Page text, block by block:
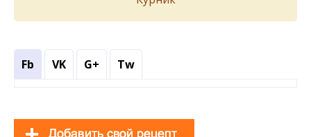
Fb VK G+ Tw